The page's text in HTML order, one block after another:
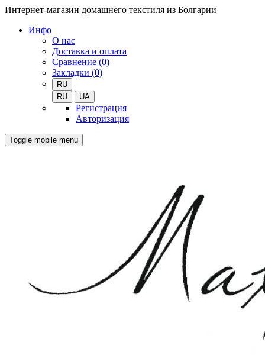
Интернет-магазин домашнего текстиля из Болгарии
Инфо
О нас
Доставка и оплата
Сравнение (0)
Закладки (0)
RU
RU
UA
Регистрация
Авторизация
Toggle mobile menu